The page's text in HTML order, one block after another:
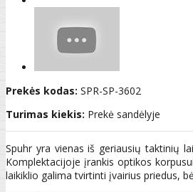
Prekės kodas: SPR-SP-3602
Turimas kiekis: Prekė sandėlyje
Spuhr yra vienas iš geriausių taktinių
Komplektacijoje įrankis optikos
laikiklio galima tvirtinti įvairius priedus,